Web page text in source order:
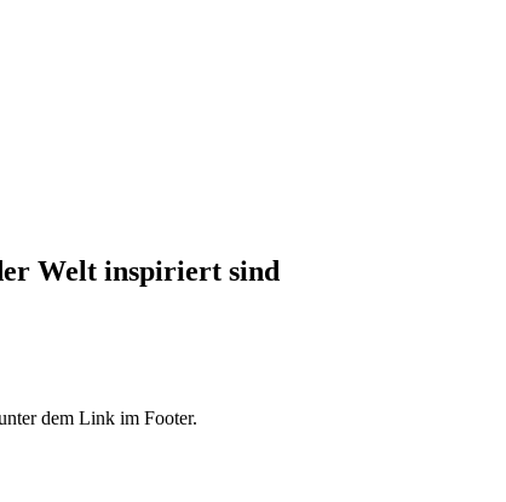
Welt inspiriert sind
dem Link im Footer.